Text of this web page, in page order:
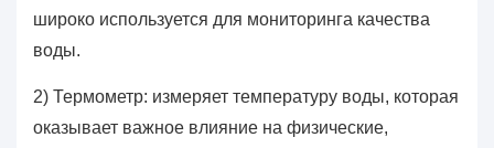
широко используется для мониторинга качества
воды.
2) Термометр: измеряет температуру воды, которая
оказывает важное влияние на физические,